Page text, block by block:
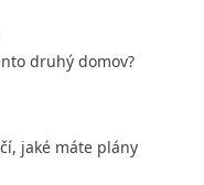
druhý domov?
jaké máte plány